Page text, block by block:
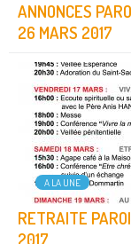
ANNONCES
26 MARS 2017
A LA UNE
RETRAITE
2017